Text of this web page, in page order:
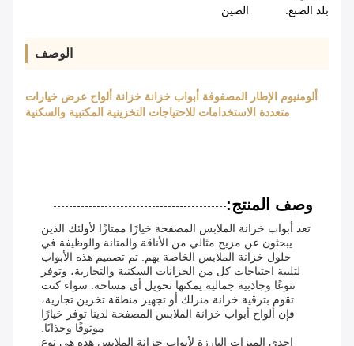
بلد الصنع:
الصين
الوصف
ألومنيوم الإطار المصفوفة أبواب خزانة خزانة ألواح عرض خيارات
متعددة الاستخدامات للاحتياجات التخزينية المكتبية والسكنية
وصف المنتج:
تعد أبواب خزانة الملابس المصفحة خيارًا ممتازًا لأولئك الذين
يبحثون عن مزيج مثالي من الأناقة والمتانة والوظيفة في
حلول خزانة الملابس الخاصة بهم. تم تصميم هذه الأبواب
لتلبية احتياجات كل من الخزانات السكنية والتجارية، وتوفر
تنوعًا وجاذبية جمالية يمكنها تحويل أي مساحة. سواء كنت
تقوم بترقية خزانة منزلك أو تجهيز منطقة تخزين تجارية،
فإن ألواح أبواب خزانة الملابس المصفحة لدينا توفر خيارًا
موثوقًا وجذابًا.
إحدى الميزات البارزة لأبواب خزانة الملابس هذه هي نوع